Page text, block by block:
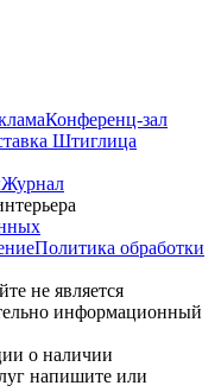
Конференц-зал
Штиглица
Журнал
Политика обработки
не является
информационный
о наличии
напишите или